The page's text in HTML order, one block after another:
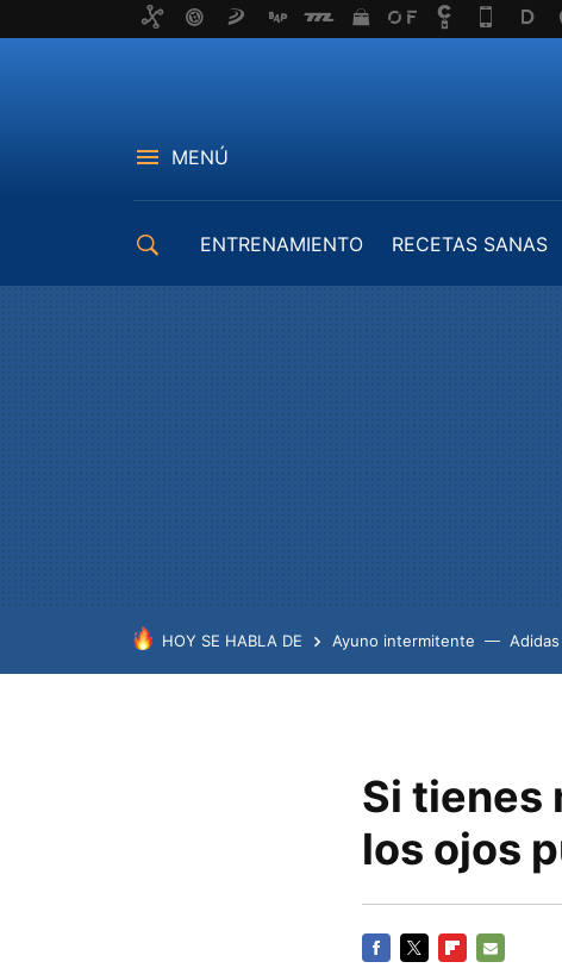
MENÚ
ENTRENAMIENTO RECETAS SANAS
HOY SE HABLA DE Ayuno intermitente Adidas
Si tienes
los ojos